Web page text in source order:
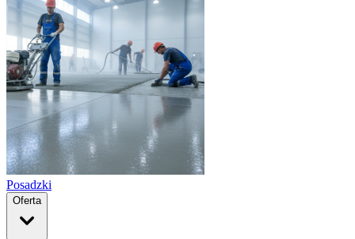
Posadzki
Oferta